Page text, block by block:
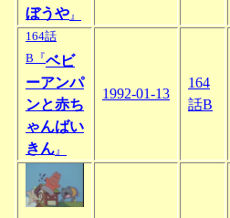
ぼうや 』
164話
B『ベビ
ーアンパ
ンと赤ち
ゃんばい
きん 』
1992-01-13
164
話B